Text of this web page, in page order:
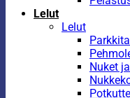
Lelut
Lelut
Nuket